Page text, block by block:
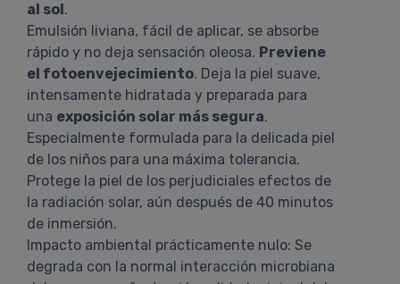
al sol.
Emulsión liviana, fácil de aplicar, se absorbe
rápido y no deja sensación oleosa. Previene
el fotoenvejecimiento. Deja la piel suave,
intensamente hidratada y preparada para
una exposición solar más segura.
Especialmente formulada para la delicada piel
de los niños para una máxima tolerancia.
Protege la piel de los perjudiciales efectos de
la radiación solar, aún después de 40 minutos
de inmersión.
Impacto ambiental prácticamente nulo: Se
degrada con la normal interacción microbiana